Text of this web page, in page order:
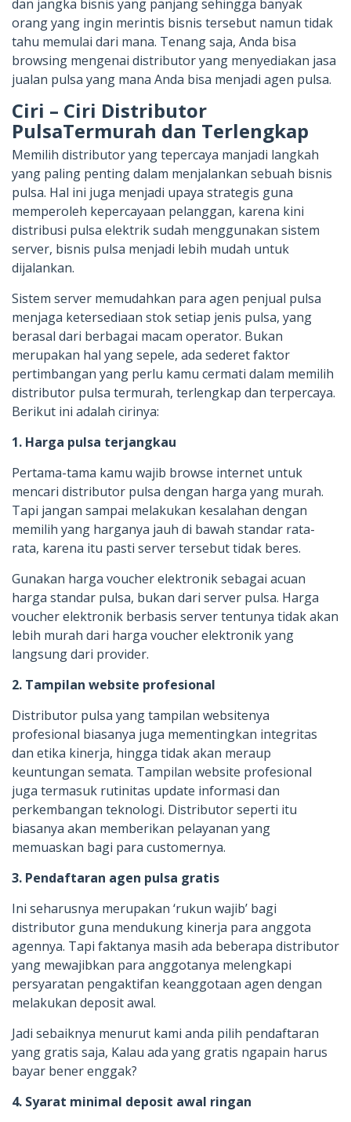
dan jangka bisnis yang panjang sehingga banyak
orang yang ingin merintis bisnis tersebut namun tidak
tahu memulai dari mana. Tenang saja, Anda bisa
browsing mengenai distributor yang menyediakan jasa
jualan pulsa yang mana Anda bisa menjadi agen pulsa.
Ciri – Ciri Distributor
PulsaTermurah dan Terlengkap
Memilih distributor yang tepercaya manjadi langkah
yang paling penting dalam menjalankan sebuah bisnis
pulsa. Hal ini juga menjadi upaya strategis guna
memperoleh kepercayaan pelanggan, karena kini
distribusi pulsa elektrik sudah menggunakan sistem
server, bisnis pulsa menjadi lebih mudah untuk
dijalankan.
Sistem server memudahkan para agen penjual pulsa
menjaga ketersediaan stok setiap jenis pulsa, yang
berasal dari berbagai macam operator. Bukan
merupakan hal yang sepele, ada sederet faktor
pertimbangan yang perlu kamu cermati dalam memilih
distributor pulsa termurah, terlengkap dan terpercaya.
Berikut ini adalah cirinya:
1. Harga pulsa terjangkau
Pertama-tama kamu wajib browse internet untuk
mencari distributor pulsa dengan harga yang murah.
Tapi jangan sampai melakukan kesalahan dengan
memilih yang harganya jauh di bawah standar rata-
rata, karena itu pasti server tersebut tidak beres.
Gunakan harga voucher elektronik sebagai acuan
harga standar pulsa, bukan dari server pulsa. Harga
voucher elektronik berbasis server tentunya tidak akan
lebih murah dari harga voucher elektronik yang
langsung dari provider.
2. Tampilan website profesional
Distributor pulsa yang tampilan websitenya
profesional biasanya juga mementingkan integritas
dan etika kinerja, hingga tidak akan meraup
keuntungan semata. Tampilan website profesional
juga termasuk rutinitas update informasi dan
perkembangan teknologi. Distributor seperti itu
biasanya akan memberikan pelayanan yang
memuaskan bagi para customernya.
3. Pendaftaran agen pulsa gratis
Ini seharusnya merupakan ‘rukun wajib’ bagi
distributor guna mendukung kinerja para anggota
agennya. Tapi faktanya masih ada beberapa distributor
yang mewajibkan para anggotanya melengkapi
persyaratan pengaktifan keanggotaan agen dengan
melakukan deposit awal.
Jadi sebaiknya menurut kami anda pilih pendaftaran
yang gratis saja, Kalau ada yang gratis ngapain harus
bayar bener enggak?
4. Syarat minimal deposit awal ringan